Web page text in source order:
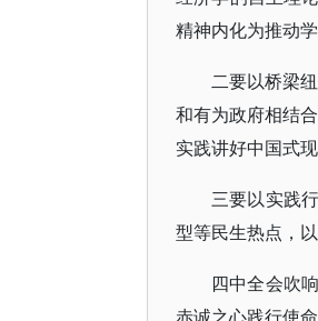
精神内化为推动
二要以桥梁
和有为政府相结
实践讲好中国式
三要以实践
型等民生热点，
四中全会吹